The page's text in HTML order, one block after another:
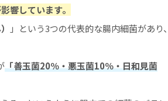
響しています。
」という3つの代表的な腸内細菌があり、
「善玉菌20％・悪玉菌10％・日和見菌